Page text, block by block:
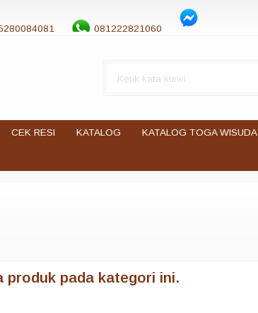
081222821060
CEK RESI KATALOG KATALOG TOGA WISUDA
produk pada kategori ini.